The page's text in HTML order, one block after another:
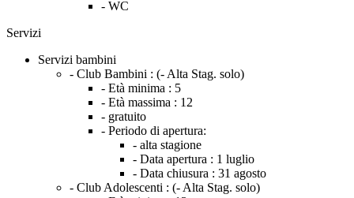
- WC
Servizi
Servizi bambini
- Club Bambini : (- Alta Stag. solo)
- Età minima : 5
- Età massima : 12
- gratuito
- Periodo di apertura:
- alta stagione
- Data apertura : 1 luglio
- Data chiusura : 31 agosto
- Club Adolescenti : (- Alta Stag. solo)